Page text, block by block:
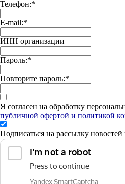
Телефон:*
E-mail:*
ИНН организации
Пароль:*
Повторите пароль:*
Я согласен на обработку
публичной офертой и политикой
Подписаться на рассылку